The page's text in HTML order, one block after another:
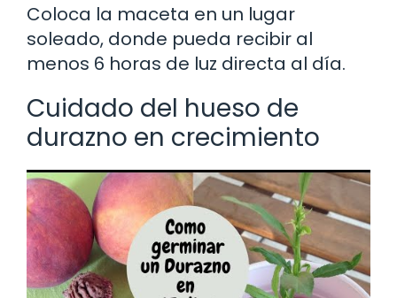
Coloca la maceta en un lugar
soleado, donde pueda recibir al
menos 6 horas de luz directa al día.
Cuidado del hueso de
durazno en crecimiento